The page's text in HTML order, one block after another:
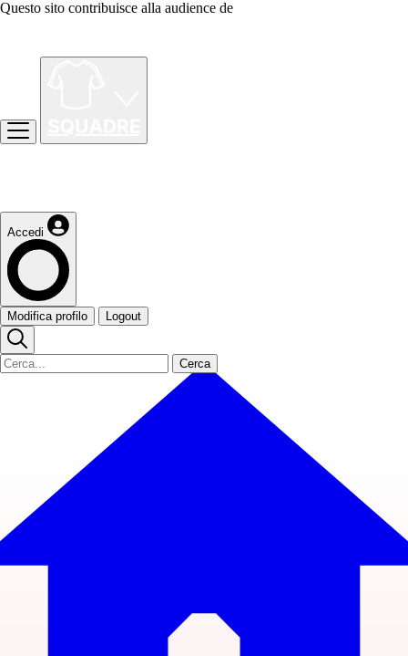
Questo sito contribuisce alla audience de
Accedi
Modifica profilo Logout
Cerca